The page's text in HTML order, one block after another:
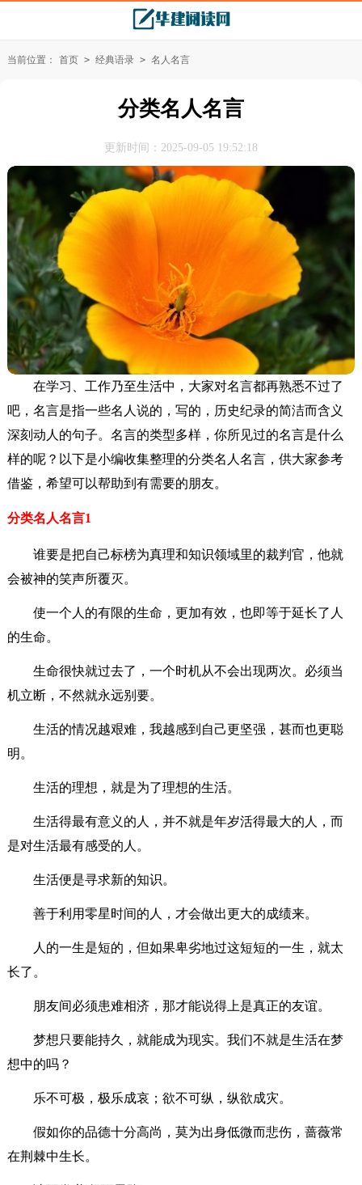
当前位置： 首页 > 经典语录 > 名人名言
分类名人名言
更新时间：2025-09-05 19:52:18
在学习、工作乃至生活中，大家对名言都再熟悉不过了
吧，名言是指一些名人说的，写的，历史纪录的简洁而含义
深刻动人的句子。名言的类型多样，你所见过的名言是什么
样的呢？以下是小编收集整理的分类名人名言，供大家参考
借鉴，希望可以帮助到有需要的朋友。
分类名人名言1
谁要是把自己标榜为真理和知识领域里的裁判官，他就
会被神的笑声所覆灭。
使一个人的有限的生命，更加有效，也即等于延长了人
的生命。
生命很快就过去了，一个时机从不会出现两次。必须当
机立断，不然就永远别要。
生活的情况越艰难，我越感到自己更坚强，甚而也更聪
明。
生活的理想，就是为了理想的生活。
生活得最有意义的人，并不就是年岁活得最大的人，而
是对生活最有感受的人。
生活便是寻求新的知识。
善于利用零星时间的人，才会做出更大的成绩来。
人的一生是短的，但如果卑劣地过这短短的一生，就太
长了。
朋友间必须患难相济，那才能说得上是真正的友谊。
梦想只要能持久，就能成为现实。我们不就是生活在梦
想中的吗？
乐不可极，极乐成哀；欲不可纵，纵欲成灾。
假如你的品德十分高尚，莫为出身低微而悲伤，蔷薇常
在荆棘中生长。